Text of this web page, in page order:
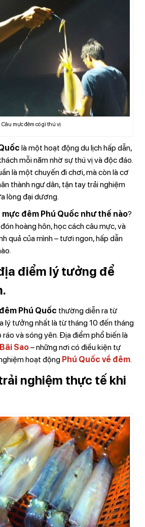
Câu mực đêm có gì thú vị
là một hoạt động du lịch hấp dẫn,
mỗi năm nhờ sự thú vị và độc đáo.
là một chuyến đi chơi, mà còn là cơ
thành ngư dân, tận tay trải nghiệm
lòng đại dương.
đêm Phú Quốc như thế nào?
hoàng hôn, học cách câu mực, và
quả của mình – tươi ngon, hấp dẫn
điểm lý tưởng để
Phú Quốc thường diễn ra từ
lý tưởng nhất là từ tháng 10 đến tháng
ráo và sóng yên. Địa điểm phổ biến là
Bãi Sao– những nơi có điều kiện tự
hoạt động Phú Quốc về đêm
nghiệm thực tế khi